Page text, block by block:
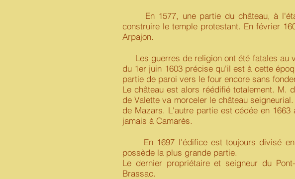
En 1577, une partie du château, à
construire le temple protestant. En février
Arpajon.
Les guerres de religion ont été fatales au
du 1er juin 1603 précise qu'il est à cette
partie de paroi vers le four encore sans
Le château est alors réédifié totalement. M.
de Valette va morceler le château
de Mazars. L'autre partie est cédée en
jamais à Camarès.
En 1697 l'édifice est toujours divisé en
possède la plus grande partie.
Le dernier propriétaire et seigneur du
Brassac.